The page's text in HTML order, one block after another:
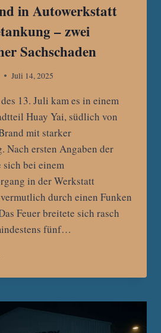
in Autowerkstatt
– zwei
Sachschaden
Juli 14, 2025
13. Juli kam es in einem
Huay Yai, südlich von
mit starker
Nach ersten Angaben der
bei einem
in der Werkstatt
durch einen Funken
Feuer breitete sich rasch
fünf…